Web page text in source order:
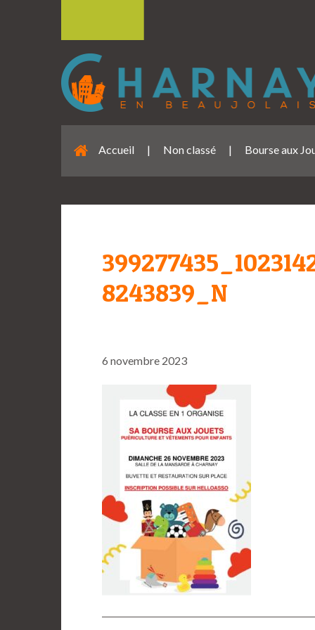
Accueil | Non classé | Bourse aux
8243839_N
6 novembre 2023